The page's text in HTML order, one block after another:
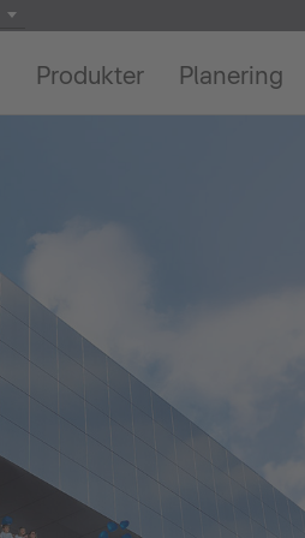
Produkter Planering